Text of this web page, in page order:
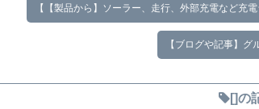
【【製品から】ソーラー、走行、外部充電など充
【ブログや記事】グ
[]の